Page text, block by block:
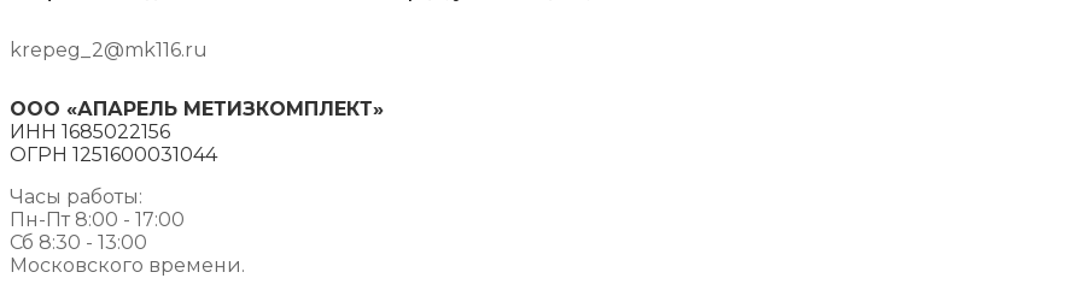
krepeg_2@mk116.ru
ООО «АПАРЕЛЬ МЕТИЗКОМПЛЕКТ»
ИНН 1685022156
ОГРН 1251600031044
Часы работы:
Пн-Пт 8:00 - 17:00
Сб 8:30 - 13:00
Московского времени.